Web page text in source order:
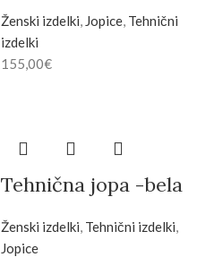
Ženski izdelki, Jopice, Tehnični
izdelki
155,00€
Tehnična jopa -bela
Ženski izdelki, Tehnični izdelki,
Jopice